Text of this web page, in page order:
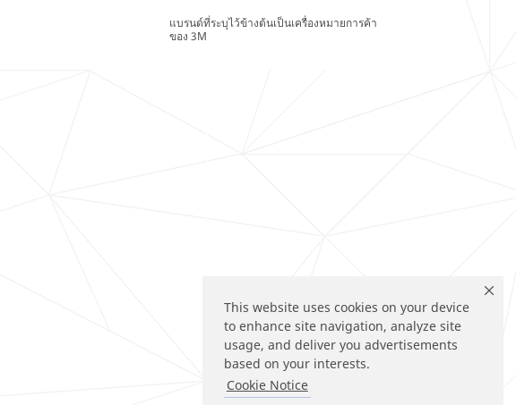
This website uses cookies on your device
to enhance site navigation, analyze site
usage, and deliver you advertisements
based on your interests.
Cookie Notice
แบรนด์ที่ระบุไว้ข้างต้นเป็นเครื่องหมายการค้า
ของ 3M